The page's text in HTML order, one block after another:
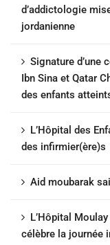
d’addictologie
jordanienne
Signature d’une
Ibn Sina et Qatar
des enfants
L’Hôpital des
des infirmier(ère)s
Aid moubarak
L’Hôpital
célèbre la journée